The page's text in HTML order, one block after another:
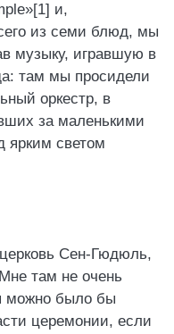
и,
из семи блюд, мы
музыку, игравшую в
там мы просидели
оркестр, в
за маленькими
ярким светом
Сен-Гюдюль,
там не очень
можно было бы
церемонии, если